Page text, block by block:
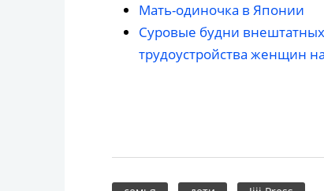
Мать-одиночка в Японии
Суровые будни
трудоустройства женщин